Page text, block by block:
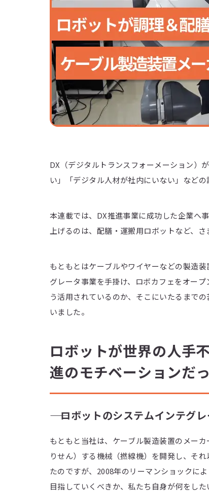
DX（デジタルトランスフォーメーション）
い」「デジタル人材が社内にいない」など
本連載では、DX推進事業に成功した企業へ
上げるのは、配膳・運搬用ロボットなど、
もともとはケーブルやワイヤーなどの製造
グレータ事業を手掛け、ロボカフェをオー
う活用されているのか、そこにいたるまで
いました。
ロボットが世界の人手
進のモチベーションだ
―― ロボットのシステムインテグ
もともと当社は、ケーブル製造装置のメー
りせん）する機械（撚線機）を開発し、そ
たのですが、2008年のリーマンショックに
目指していくべきか、私たち自身が何をした